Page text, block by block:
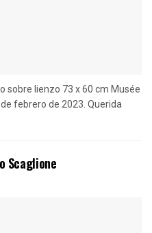
sobre lienzo 73 x 60 cm Musée
febrero de 2023. Querida
Scaglione